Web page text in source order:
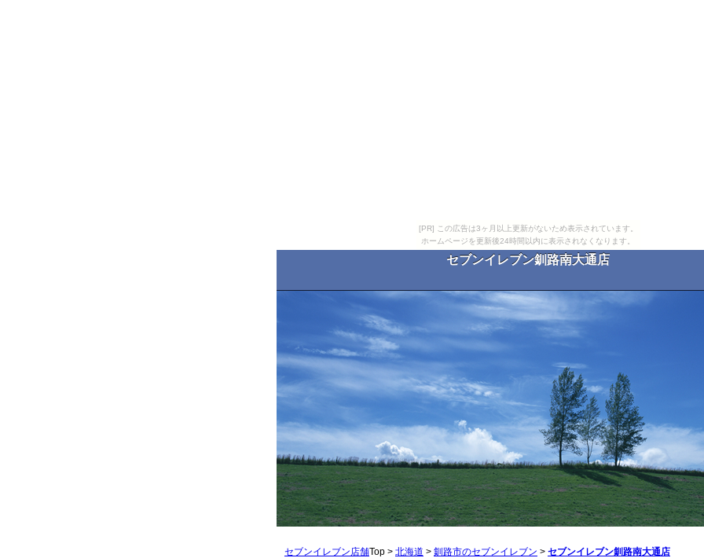
[PR] この広告は3ヶ月以上更新がないため表示されています。
ホームページを更新後24時間以内に表示されなくなります。
セブンイレブン釧路南大通店
セブンイレブン店舗Top > 北海道 > 釧路市のセブンイレブン > セブンイレブン釧路南大通店